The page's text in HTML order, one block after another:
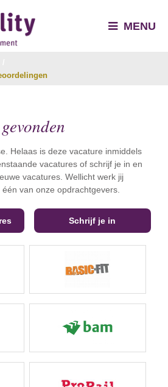
MENU
Helaas is deze vacature inmiddels
vacatures of schrijf je in en
vacatures. Wellicht werk jij
van onze opdrachtgevers.
Schrijf je in